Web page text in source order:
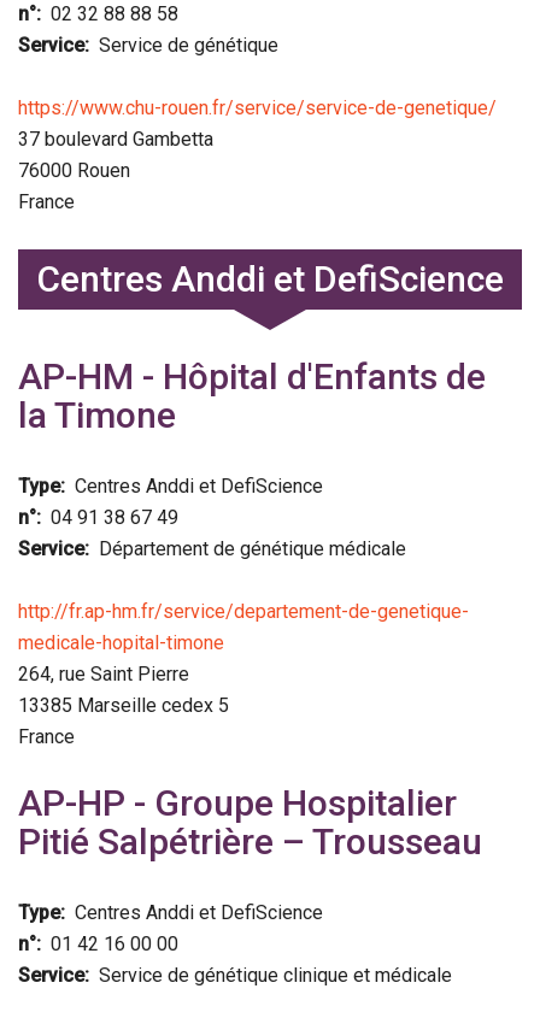
n°
02 32 88 88 58
Service
Service de génétique
https://www.chu-rouen.fr/service/service-de-genetique/
37 boulevard Gambetta
76000 Rouen
France
Centres Anddi et DefiScience
AP-HM - Hôpital d'Enfants de
la Timone
Type
Centres Anddi et DefiScience
n°
04 91 38 67 49
Service
Département de génétique médicale
http://fr.ap-hm.fr/service/departement-de-genetique-
medicale-hopital-timone
264, rue Saint Pierre
13385 Marseille cedex 5
France
AP-HP - Groupe Hospitalier
Pitié Salpétrière – Trousseau
Type
Centres Anddi et DefiScience
n°
01 42 16 00 00
Service
Service de génétique clinique et médicale